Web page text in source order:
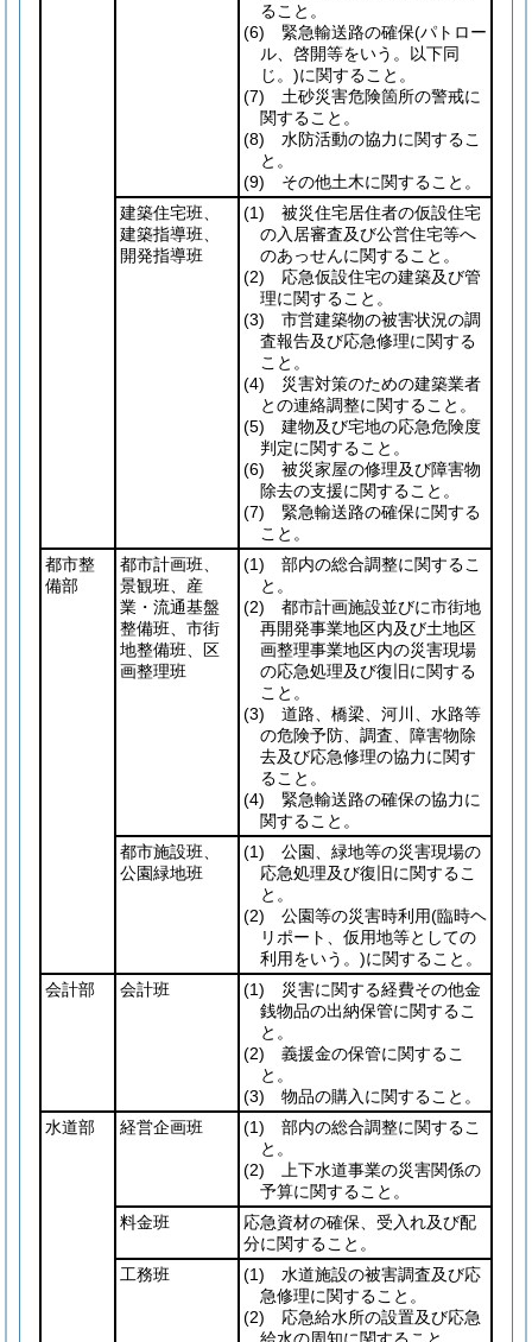
ること。
(6) 緊急輸送路の確保(パトロー
ル、啓開等をいう。以下同
じ。)に関すること。
(7) 土砂災害危険箇所の警戒に
関すること。
(8) 水防活動の協力に関するこ
と。
(9) その他土木に関すること。
建築住宅班、
建築指導班、
開発指導班
(1) 被災住宅居住者の仮設住宅
の入居審査及び公営住宅等へ
のあっせんに関すること。
(2) 応急仮設住宅の建築及び管
理に関すること。
(3) 市営建築物の被害状況の調
査報告及び応急修理に関する
こと。
(4) 災害対策のための建築業者
との連絡調整に関すること。
(5) 建物及び宅地の応急危険度
判定に関すること。
(6) 被災家屋の修理及び障害物
除去の支援に関すること。
(7) 緊急輸送路の確保に関する
こと。
都市整
備部
都市計画班、
景観班、産
業・流通基盤
整備班、市街
地整備班、区
画整理班
(1) 部内の総合調整に関するこ
と。
(2) 都市計画施設並びに市街地
再開発事業地区内及び土地区
画整理事業地区内の災害現場
の応急処理及び復旧に関する
こと。
(3) 道路、橋梁、河川、水路等
の危険予防、調査、障害物除
去及び応急修理の協力に関す
ること。
(4) 緊急輸送路の確保の協力に
関すること。
都市施設班、
公園緑地班
(1) 公園、緑地等の災害現場の
応急処理及び復旧に関するこ
と。
(2) 公園等の災害時利用(臨時ヘ
リポート、仮用地等としての
利用をいう。)に関すること。
会計部
会計班 (1) 災害に関する経費その他金
銭物品の出納保管に関するこ
と。
(2) 義援金の保管に関するこ
と。
(3) 物品の購入に関すること。
水道部
経営企画班 (1) 部内の総合調整に関するこ
と。
(2) 上下水道事業の災害関係の
予算に関すること。
料金班
応急資材の確保、受入れ及び配
分に関すること。
工務班
(1) 水道施設の被害調査及び応
急修理に関すること。
(2) 応急給水所の設置及び応急